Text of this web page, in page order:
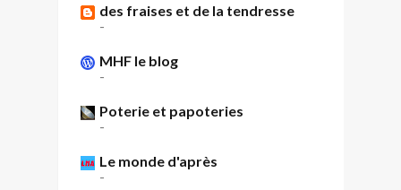
des fraises et de la tendresse
-
MHF le blog
-
Poterie et papoteries
-
Le monde d'après
-